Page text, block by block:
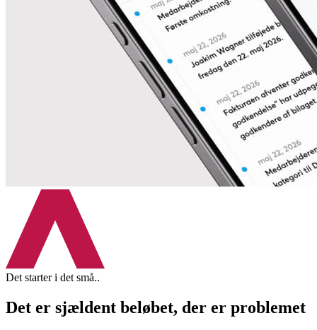
Det starter i det små..
Det er sjældent beløbet, der er problemet